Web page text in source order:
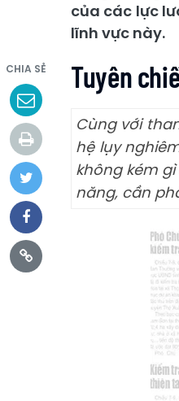
của các lực
lĩnh vực này.
CHIA SẺ Tuyên
Cùng với
hệ lụy
không kém
năng, cần